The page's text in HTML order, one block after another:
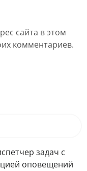
сайта в этом
комментариев.
задач с
оповещений